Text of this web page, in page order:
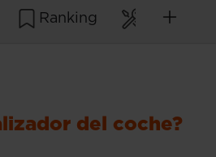
Ranking
del coche?